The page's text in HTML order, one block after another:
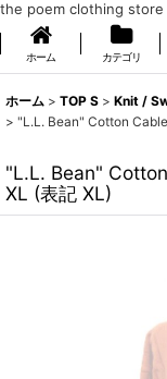
the poem clothing
ホーム カテゴリ
ホーム > TOP S > Knit /
> "L.L. Bean" Cotton
"L.L. Bean"
XL (表記 XL)